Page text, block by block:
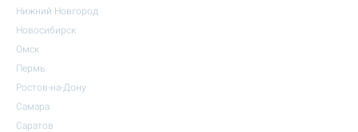
Нижний Новгород
Новосибирск
Омск
Пермь
Ростов-на-Дону
Самара
Саратов